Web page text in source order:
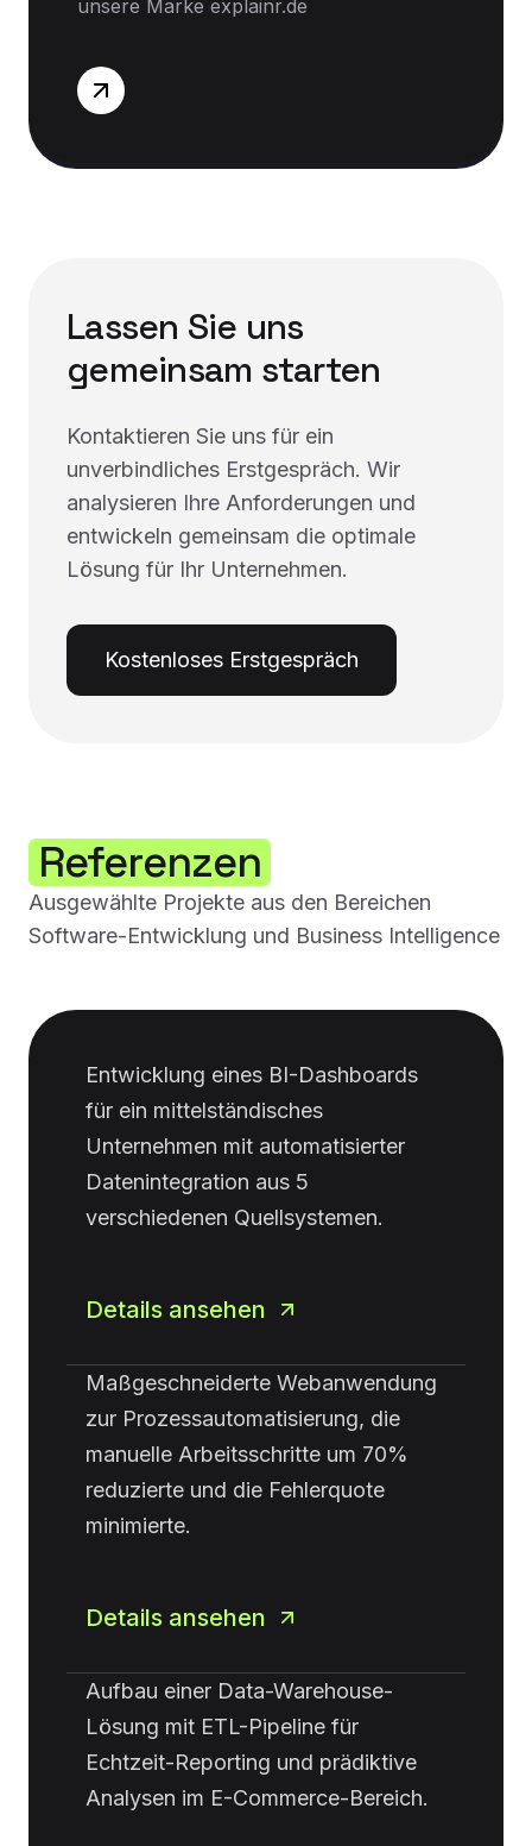
unsere Marke explainr.de
Lassen Sie uns
gemeinsam starten
Kontaktieren Sie uns für ein
unverbindliches Erstgespräch. Wir
analysieren Ihre Anforderungen und
entwickeln gemeinsam die optimale
Lösung für Ihr Unternehmen.
Kostenloses Erstgespräch
Referenzen
Ausgewählte Projekte aus den Bereichen
Software-Entwicklung und Business Intelligence
Entwicklung eines BI-Dashboards
für ein mittelständisches
Unternehmen mit automatisierter
Datenintegration aus 5
verschiedenen Quellsystemen.
Details ansehen
Maßgeschneiderte Webanwendung
zur Prozessautomatisierung, die
manuelle Arbeitsschritte um 70%
reduzierte und die Fehlerquote
minimierte.
Details ansehen
Aufbau einer Data-Warehouse-
Lösung mit ETL-Pipeline für
Echtzeit-Reporting und prädiktive
Analysen im E-Commerce-Bereich.